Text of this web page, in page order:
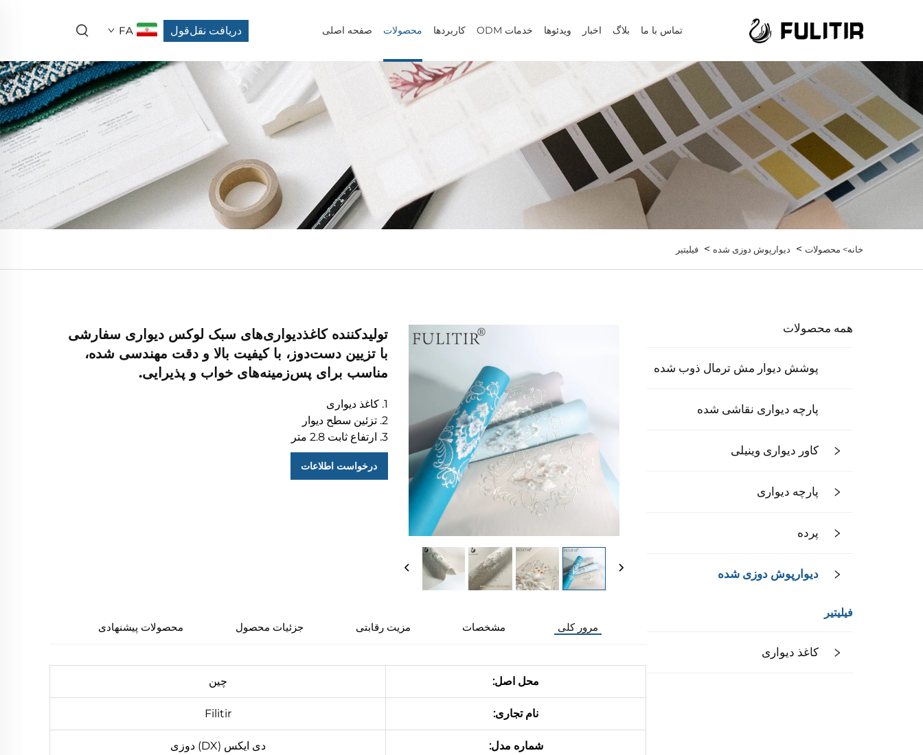
صفحه اصلی محصولات کاربردها خدمات ODM ویدئوها اخبار بلاگ تماس با ما دریافت نقل‌قول FA
خانه> محصولات > دیوارپوش دوزی شده > فیلیتیر
همه محصولات
پوشش دیوار مش ترمال ذوب شده
پارچه دیواری نقاشی شده
کاور دیواری وینیلی
پارچه دیواری
پرده
دیوارپوش دوزی شده
فیلیتیر
کاغذ دیواری
تولیدکننده کاغذدیواری‌های سبک لوکس دیواری سفارشی
با تزیین دست‌دوز، با کیفیت بالا و دقت مهندسی شده،
مناسب برای پس‌زمینه‌های خواب و پذیرایی.
1. کاغذ دیواری
2. تزئین سطح دیوار
3. ارتفاع ثابت 2.8 متر
درخواست اطلاعات
مرور کلی مشخصات مزیت رقابتی جزئیات محصول محصولات پیشنهادی
محل اصل: چین
نام تجاری: Filitir
شماره مدل: دی ایکس (DX) دوزی